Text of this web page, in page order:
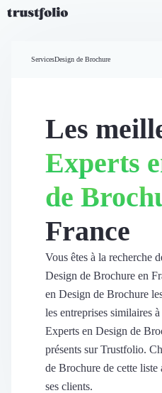
Widgets d'avis
Partage d’avis multicanal
Vidéo de témoignage
Révéler le réseau
Vitrine & média
Suivi du ROI
Voir tous nos avis clients
Découvrir le média
ServicesDesign de Brochure
Les
Experts
de
France
Vous êtes à la recherche
Design de Brochure en
en Design de Brochure
les entreprises similaires
Experts en Design de
présents sur Trustfolio.
de Brochure de cette liste
ses clients.